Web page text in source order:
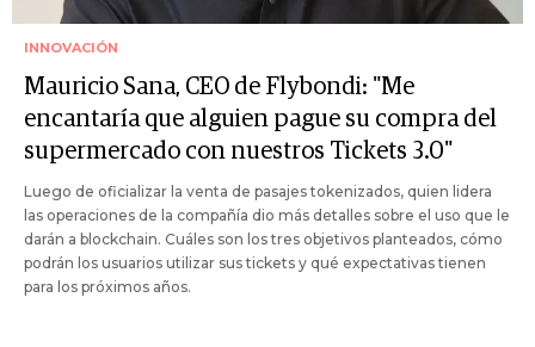
INNOVACIÓN
Mauricio Sana, CEO de Flybondi: "Me
encantaría que alguien pague su compra del
supermercado con nuestros Tickets 3.0"
Luego de oficializar la venta de pasajes tokenizados, quien lidera
las operaciones de la compañía dio más detalles sobre el uso que le
darán a blockchain. Cuáles son los tres objetivos planteados, cómo
podrán los usuarios utilizar sus tickets y qué expectativas tienen
para los próximos años.